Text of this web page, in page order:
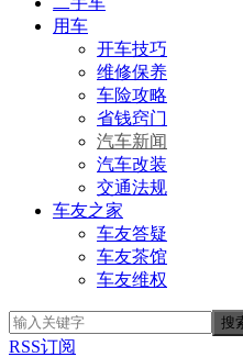
用车
开车技巧
维修保养
车险攻略
省钱窍门
汽车新闻
汽车改装
交通法规
车友之家
车友答疑
车友茶馆
车友维权
RSS订阅